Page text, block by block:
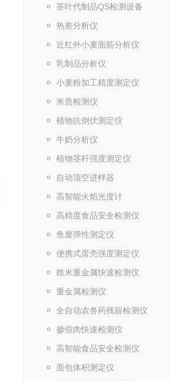
茶叶代制品QS检测设备
热差分析仪
近红外小麦面筋分析仪
乳制品分析仪
小麦粉加工精度测定仪
米质检测仪
植物抗倒伏测定仪
牛奶分析仪
植物茎杆强度测定仪
自动顶空进样器
高智能火焰光度计
高精度食品安全检测仪
鱼糜弹性测定仪
便携式蛋壳强度测定仪
糙米重金属快速检测仪
重金属检测仪
全自动农兽药残留检测仪
掺假肉快速检测仪
高智能食品安全检测仪
面包体积测定仪